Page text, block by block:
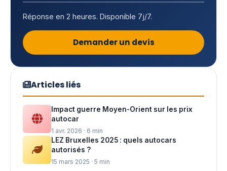
Réponse en 2 heures. Disponible 7j/7.
Demander un devis
Articles liés
Impact guerre Moyen-Orient sur les prix
autocar
1 avr. 2026 · 6 min
LEZ Bruxelles 2025 : quels autocars
autorisés ?
15 mars 2025 · 5 min